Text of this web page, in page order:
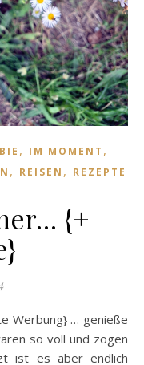
, IM MOMENT ,
, REISEN , REZEPTE
{+
so voll und zogen
ist es aber endlich